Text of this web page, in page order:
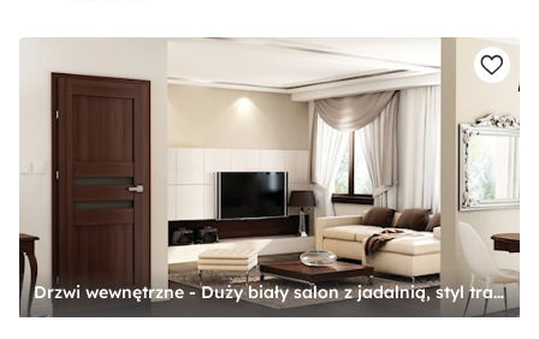
Drzwi wewnętrzne - Duży biały salon z jadalnią, styl tradycyjny - zdjęcie od POL-SKONE